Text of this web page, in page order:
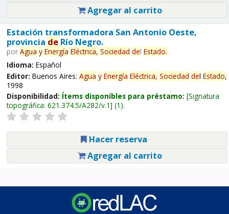
Agregar al carrito
Estación transformadora San Antonio Oeste,
provincia deRío Negro.
por Agua y Energía Eléctrica, Sociedad del Estado.
Idioma: Español
Editor: Buenos Aires: Agua y Energía Eléctrica, Sociedad del Estado,
1998
Disponibilidad: Ítems disponibles para préstamo: Signatura
topográfica: 621.374.5/A282/v.1 (1).
Hacer reserva
Agregar al carrito